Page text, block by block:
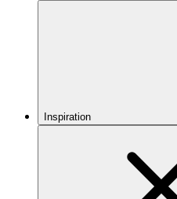
Inspiration